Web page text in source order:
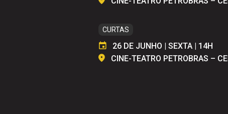
CURTAS
26 DE JUNHO | SEXTA | 14H
CINE-TEATRO PETROBRAS –